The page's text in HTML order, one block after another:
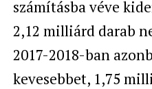
számításba véve
2,12 milliárd darab
2017-2018-ban
kevesebbet, 1,75